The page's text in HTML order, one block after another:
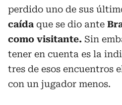
perdido uno de sus
caída que se dio ante
como visitante. Sin
tener en cuenta es la
tres de esos encuentros
con un jugador menos.